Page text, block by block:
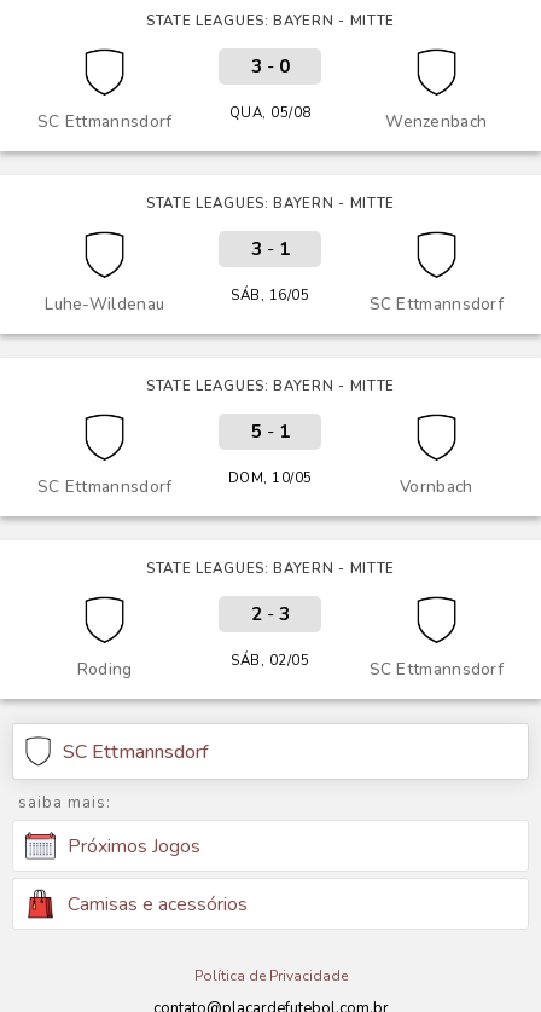
STATE LEAGUES: BAYERN - MITTE
SC Ettmannsdorf Wenzenbach
3 - 0
QUA, 05/08
STATE LEAGUES: BAYERN - MITTE
Luhe-Wildenau SC Ettmannsdorf
3 - 1
SÁB, 16/05
STATE LEAGUES: BAYERN - MITTE
SC Ettmannsdorf Vornbach
5 - 1
DOM, 10/05
STATE LEAGUES: BAYERN - MITTE
Roding SC Ettmannsdorf
2- 3
SÁB, 02/05
SC Ettmannsdorf
saiba mais:
Próximos Jogos
Camisas e acessórios
Política de Privacidade